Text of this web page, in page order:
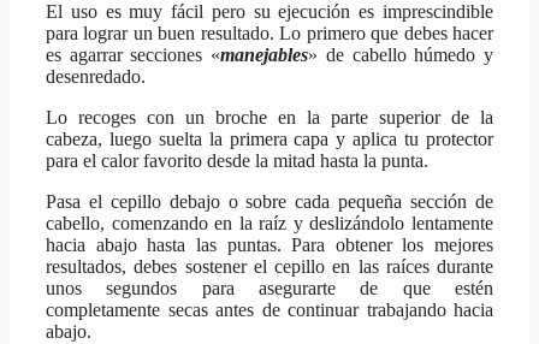
El uso es muy fácil pero su ejecución es imprescindible
para lograr un buen resultado. Lo primero que debes hacer
es agarrar secciones «manejables» de cabello húmedo y
desenredado.
Lo recoges con un broche en la parte superior de la
cabeza, luego suelta la primera capa y aplica tu protector
para el calor favorito desde la mitad hasta la punta.
Pasa el cepillo debajo o sobre cada pequeña sección de
cabello, comenzando en la raíz y deslizándolo lentamente
hacia abajo hasta las puntas. Para obtener los mejores
resultados, debes sostener el cepillo en las raíces durante
unos segundos para asegurarte de que estén
completamente secas antes de continuar trabajando hacia
abajo.